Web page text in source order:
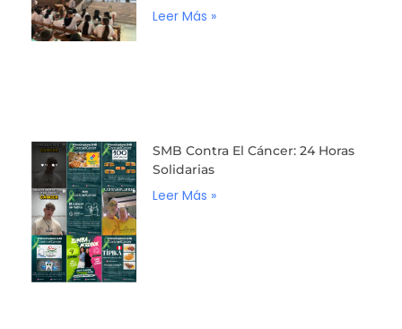
Leer Más »
SMB Contra El Cáncer: 24 Horas
Solidarias
Leer Más »